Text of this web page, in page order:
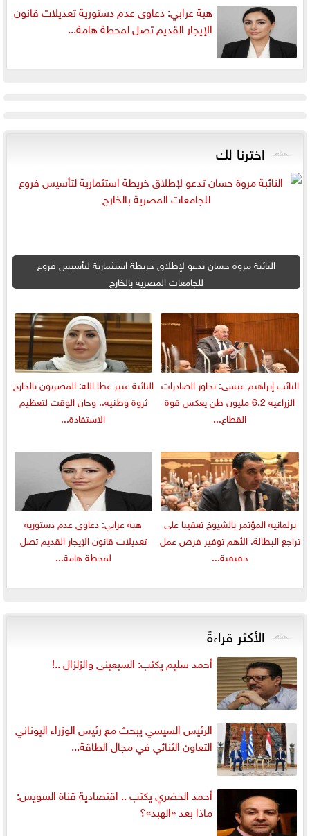
هبة عرابي: دعاوى عدم دستورية تعديلات قانون
الإيجار القديم تصل لمحطة هامة...
اخترنا لك
النائبة مروة حسان تدعو لإطلاق خريطة استثمارية لتأسيس فروع
للجامعات المصرية بالخارج
النائب إبراهيم عيسى: تجاوز الصادرات
الزراعية 6.2 مليون طن يعكس قوة
القطاع...
النائبة عبير عطا الله: المصريون بالخارج
ثروة وطنية.. وحان الوقت لتعظيم
الاستفادة...
برلمانية المؤتمر بالشيوخ تعقيبا على
تراجع البطالة: الأهم توفير فرص عمل
حقيقية...
هبة عرابي: دعاوى عدم دستورية
تعديلات قانون الإيجار القديم تصل
لمحطة هامة...
الأكثر قراءةً
أحمد سليم يكتب: السبعينى والزلزال ..!
الرئيس السيسي يبحث مع رئيس الوزراء اليوناني
التعاون الثنائي في مجال الطاقة...
أحمد الحضري يكتب .. اقتصادية قناة السويس:
ماذا بعد «الهبد»؟